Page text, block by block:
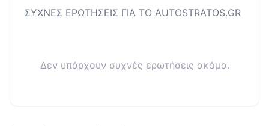
ΣΥΧΝΕΣ ΕΡΩΤΗΣΕΙΣ ΓΙΑ ΤΟ AUTOSTRATOS.GR
Δεν υπάρχουν συχνές ερωτήσεις ακόμα.